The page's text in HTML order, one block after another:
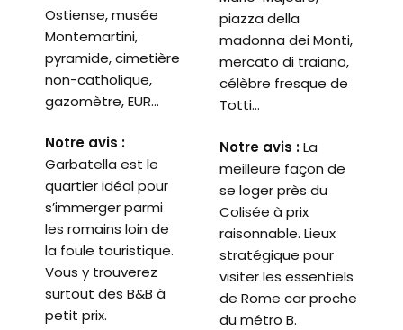
Ostiense, musée
Montemartini,
pyramide, cimetière
non-catholique,
gazomètre, EUR…
Notre avis :
Garbatella est le
quartier idéal pour
s’immerger parmi
les romains loin de
la foule touristique.
Vous y trouverez
surtout des B&B à
petit prix.
piazza della
madonna dei Monti,
mercato di traiano,
célèbre fresque de
Totti…
Notre avis :La
meilleure façon de
se loger près du
Colisée à prix
raisonnable. Lieux
stratégique pour
visiter les essentiels
de Rome car proche
du métro B.